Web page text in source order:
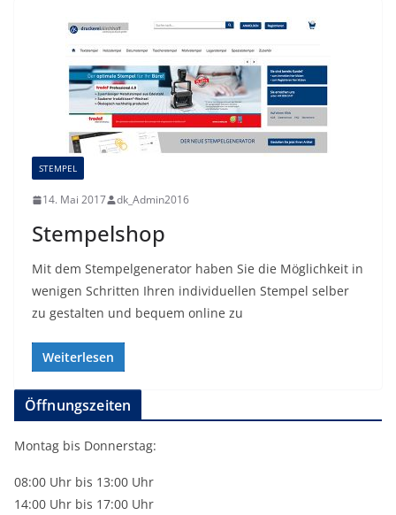
STEMPEL
14. Mai 2017 dk_Admin2016
Stempelshop
Mit dem Stempelgenerator haben Sie die Möglichkeit in
wenigen Schritten Ihren individuellen Stempel selber
zu gestalten und bequem online zu
Weiterlesen
Öffnungszeiten
Montag bis Donnerstag:
08:00 Uhr bis 13:00 Uhr
14:00 Uhr bis 17:00 Uhr